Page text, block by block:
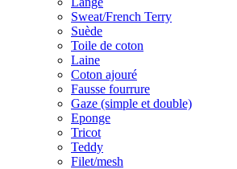
Sweat/French Terry
Suède
Toile de coton
Laine
Coton ajouré
Fausse fourrure
Gaze (simple et double)
Eponge
Tricot
Teddy
Filet/mesh